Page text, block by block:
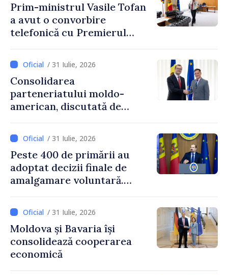
Prim-ministrul Vasile Tofan
a avut o convorbire
telefonică cu Premierul
/ 31 Iulie, 2026
Consolidarea
parteneriatului moldo-
american, discutată de
și însărcinatul cu afaceri al
SUA, Nick Pietrowicz
/ 31 Iulie, 2026
Peste 400 de primării au
adoptat decizii finale de
amalgamare voluntară.
Guvernului, Alexei Buzu:
„85,5% dintre primării au
inițiat procesul. Le
mulțumim aleșilor locali
pentru că au pus pe primul
/ 31 Iulie, 2026
Moldova și Bavaria își
consolidează cooperarea
economică